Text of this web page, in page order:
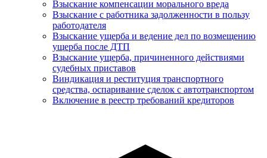
Взыскание компенсации морального вреда
Взыскание с работника задолженности в пользу
работодателя
Взыскание ущерба и ведение дел по возмещению
ущерба после ДТП
Взыскание ущерба, причиненного действиями
судебных приставов
Виндикация и реституция транспортного
средства, оспаривание сделок с автотранспортом
Включение в реестр требований кредиторов